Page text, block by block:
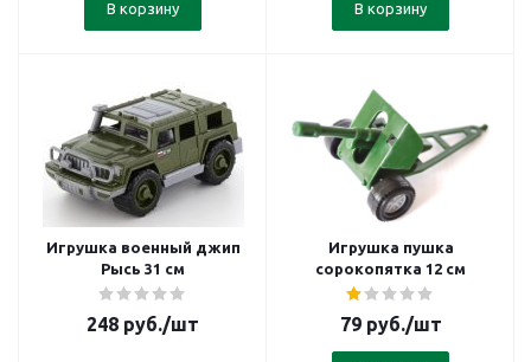
В корзину В корзину
Игрушка военный джип
Рысь 31 см
248 руб./шт
Игрушка пушка
сорокопятка 12 см
79руб./шт